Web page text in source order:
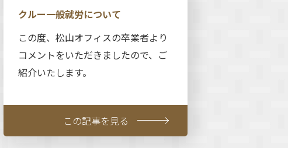
クルー一般就労について
この度、松山オフィスの卒業者より
コメントをいただきましたので、ご
紹介いたします。
この記事を見る